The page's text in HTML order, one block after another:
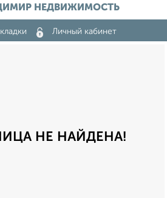
НЕДВИЖИМОСТЬ
Личный кабинет
НЕ НАЙДЕНА!